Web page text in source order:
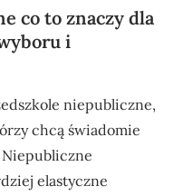
co to znaczy dla
i
niepubliczne,
chcą świadomie
elastyczne